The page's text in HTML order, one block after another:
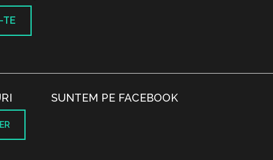
TE
SUNTEM PE FACEBOOK